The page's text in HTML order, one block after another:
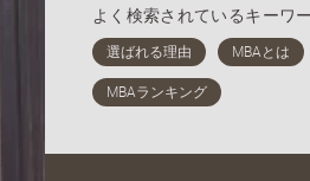
よく検索されているキーワ